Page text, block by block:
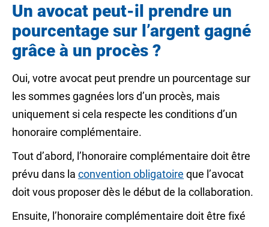
Un avocat peut-il prendre un
pourcentage sur l’argent gagné
grâce à un procès ?
Oui, votre avocat peut prendre un pourcentage sur
les sommes gagnées lors d’un procès, mais
uniquement si cela respecte les conditions d’un
honoraire complémentaire.
Tout d’abord, l’honoraire complémentaire doit être
prévu dans la convention obligatoire que l’avocat
doit vous proposer dès le début de la collaboration.
Ensuite, l’honoraire complémentaire doit être fixé